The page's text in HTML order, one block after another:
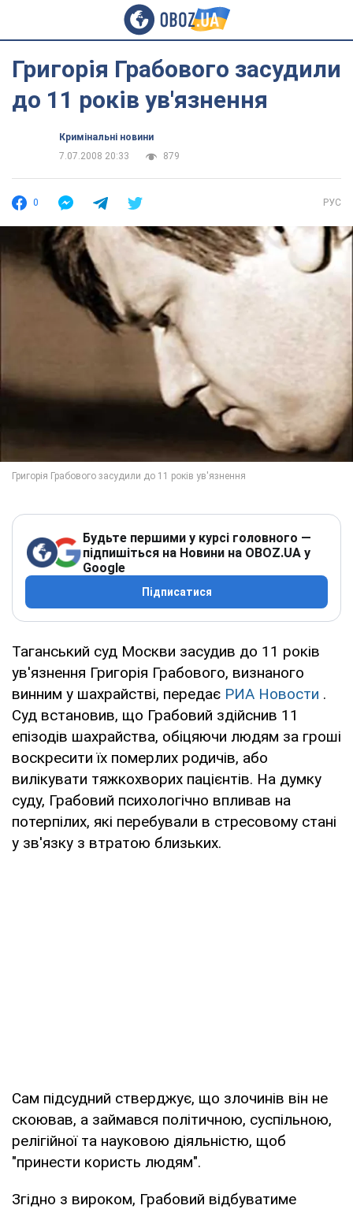
Григорія Грабового засудили
до 11 років ув'язнення
Кримінальні новини
7.07.2008 20:33
879
0 РУС
Будьте першими у курсі головного —
підпишіться на Новини на OBOZ.UA у
Google
Підписатися
Таганський суд Москви засудив до 11 років
ув'язнення Григорія Грабового, визнаного
винним у шахрайстві, передає РИА Новости .
Суд встановив, що Грабовий здійснив 11
епізодів шахрайства, обіцяючи людям за гроші
воскресити їх померлих родичів, або
вилікувати тяжкохворих пацієнтів. На думку
суду, Грабовий психологічно впливав на
потерпілих, які перебували в стресовому стані
у зв'язку з втратою близьких.
Сам підсудний стверджує, що злочинів він не
скоював, а займався політичною, суспільною,
релігійної та науковою діяльністю, щоб
"принести користь людям".
Згідно з вироком, Грабовий відбуватиме